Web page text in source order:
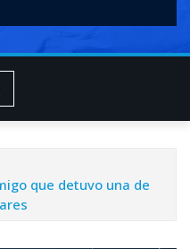
que detuvo una de